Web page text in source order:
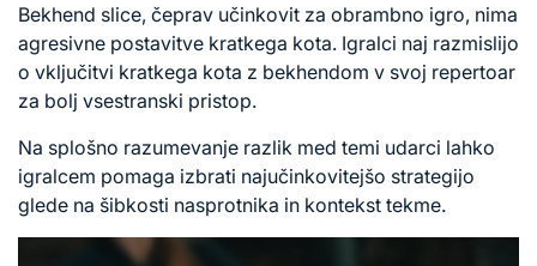
Bekhend slice, čeprav učinkovit za obrambno igro, nima
agresivne postavitve kratkega kota. Igralci naj razmislijo
o vključitvi kratkega kota z bekhendom v svoj repertoar
za bolj vsestranski pristop.
Na splošno razumevanje razlik med temi udarci lahko
igralcem pomaga izbrati najučinkovitejšo strategijo
glede na šibkosti nasprotnika in kontekst tekme.